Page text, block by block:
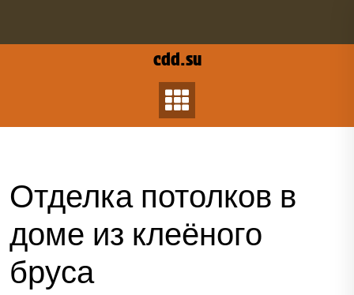
содержанию
cdd.su
Отделка потолков в
доме из клеёного
бруса